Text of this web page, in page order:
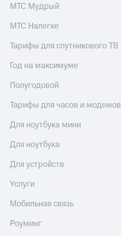
МТС Мудрый
МТС Налегке
Тарифы для спутникового ТВ
Год на максимуме
Полугодовой
Тарифы для часов и модемов
Для ноутбука мини
Для ноутбука
Для устройств
Услуги
Мобильная связь
Роуминг